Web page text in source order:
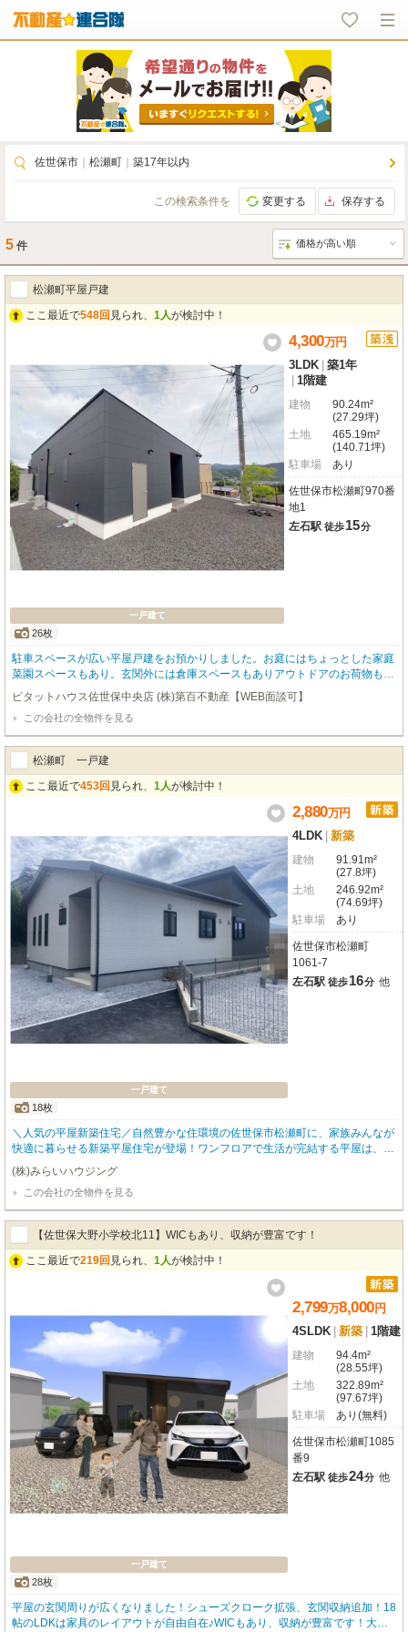
佐世保市 松瀬町 築17年以内
この検索条件を 変更する 保存する
5 件
松瀬町平屋戸建
ここ最近で548回 見られ、 1人が検討中！
一戸建て
26枚
4,300万円
3LDK 築1年
1階建
建物
90.24m²
(27.29坪)
土地
465.19m²
(140.71坪)
駐車場
あり
佐世保市松瀬町970番
地1
左石駅 徒歩15分
駐車スペースが広い平屋戸建をお預かりしました。お庭にはちょっとした家庭
菜園スペースもあり。玄関外には倉庫スペースもありアウトドアのお荷物も出
しいれ楽々。室内は落ち着いた雰囲気の作りになっております。
ピタットハウス佐世保中央店 (株)第百不動産【WEB面談可】
この会社の全物件を見る
松瀬町 一戸建
ここ最近で453回 見られ、 1人が検討中！
一戸建て
18枚
2,880万円
4LDK 新築
建物
91.91m²
(27.8坪)
土地
246.92m²
(74.69坪)
駐車場
あり
佐世保市松瀬町
1061-7
左石駅 徒歩16分 他
＼人気の平屋新築住宅／自然豊かな住環境の佐世保市松瀬町に、家族みんなが
快適に暮らせる新築平屋住宅が登場！ワンフロアで生活が完結する平屋は、階
段の負担がなく、小さなお子様からご年配の方まで安心して暮らせます。広々
LDKは開放感たっぷり。駐車スペースも複数台確保しており、来客時も安心で
す。静かな住宅環境で、のびのび子育てしたい方や、将来を見据えた住まいを
お探しの方におすすめです☆
(株)みらいハウジング
この会社の全物件を見る
【佐世保大野小学校北11】WICもあり、収納が豊富です！
ここ最近で219回 見られ、 1人が検討中！
一戸建て
28枚
2,799万8,000円
4SLDK 新築 1階建
建物
94.4m²
(28.55坪)
土地
322.89m²
(97.67坪)
駐車場
あり(無料)
佐世保市松瀬町1085
番9
左石駅 徒歩24分 他
平屋の玄関周りが広くなりました！シューズクローク拡張、玄関収納追加！18
帖のLDKは家具のレイアウトが自由自在♪WICもあり、収納が豊富です！大野